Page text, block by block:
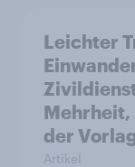
Leichter
Mehrheit,
der
Artikel